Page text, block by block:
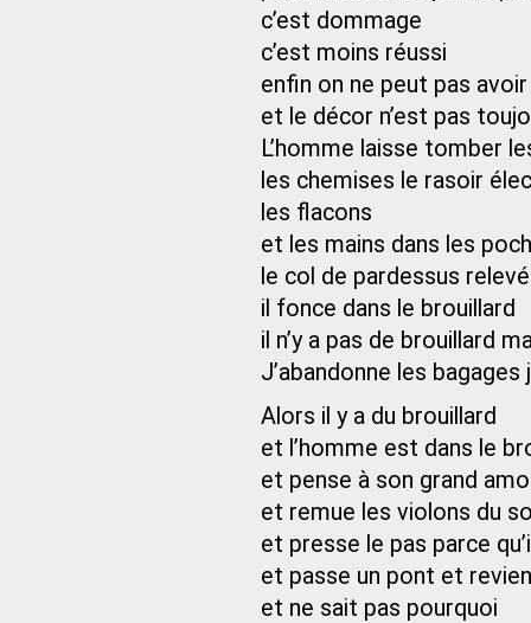
c’est dommage
c’est moins réussi
enfin on ne peut pas
et le décor n’est pas
L’homme laisse tomber
les chemises le rasoir
les flacons
et les mains dans les
le col de pardessus relevé
il fonce dans le brouillard
il n’y a pas de brouillard
J’abandonne les
Alors il y a du brouillard
et l’homme est dans le
et pense à son grand
et remue les violons du
et presse le pas parce
et passe un pont et
et ne sait pas pourquoi